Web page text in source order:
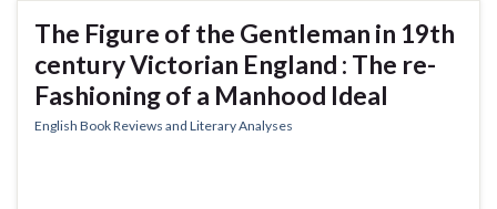
The Figure of the Gentleman in 19th
century Victorian England : The re-
Fashioning of a Manhood Ideal
English Book Reviews and Literary Analyses